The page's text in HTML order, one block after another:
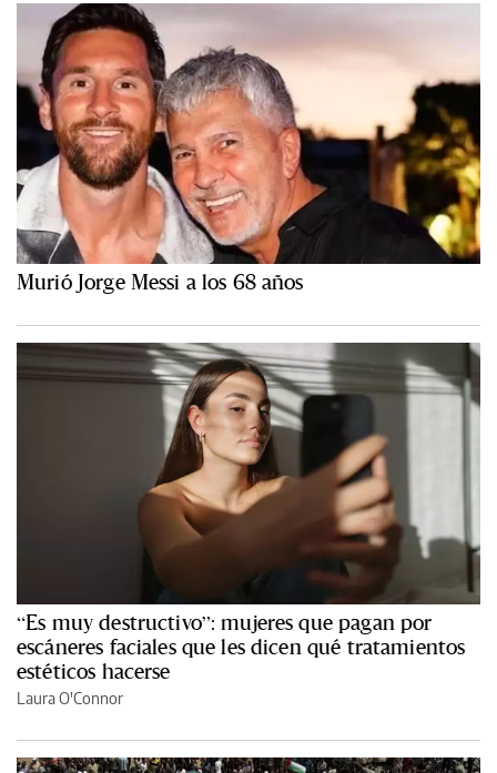
Murió Jorge Messi a los 68 años
“Es muy destructivo”: mujeres que pagan por
escáneres faciales que les dicen qué tratamientos
estéticos hacerse
Laura O'Connor